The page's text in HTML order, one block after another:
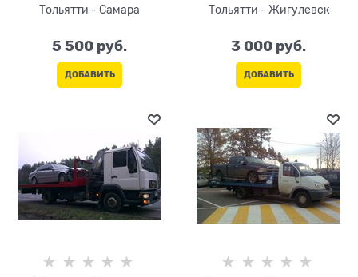
Тольятти - Самара
5 500 руб.
ДОБАВИТЬ
Тольятти - Жигулевск
3 000 руб.
ДОБАВИТЬ